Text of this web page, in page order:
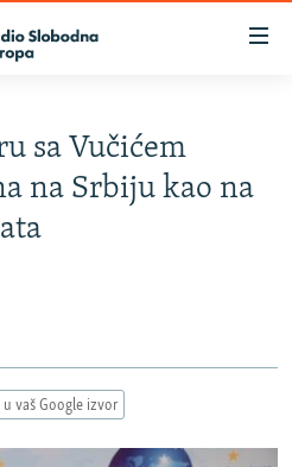
sa Vučićem
na Srbiju kao na
vaš Google izvor